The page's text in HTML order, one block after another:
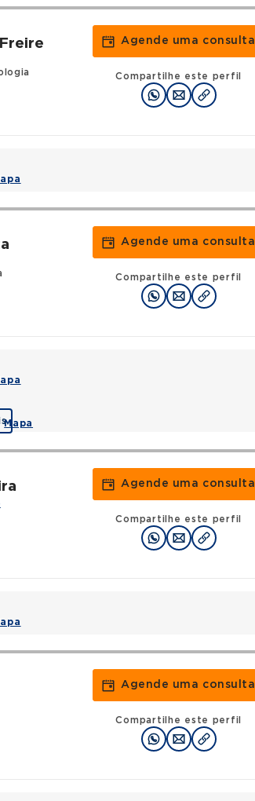
Agende uma consulta
Compartilhe este perfil
Agende uma consulta
Compartilhe este perfil
Mapa
Agende uma consulta
Compartilhe este perfil
Agende uma consulta
Compartilhe este perfil